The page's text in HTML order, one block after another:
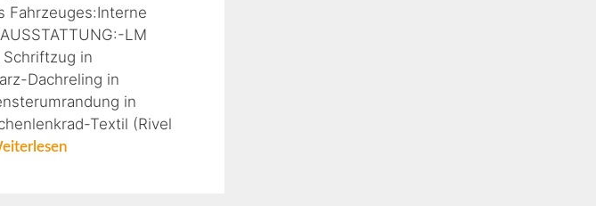
Fahrzeuges:Interne
LM
in
Dachreling in
in
Textil (Rivel